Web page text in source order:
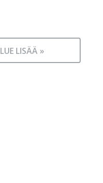
LUE LISÄÄ »